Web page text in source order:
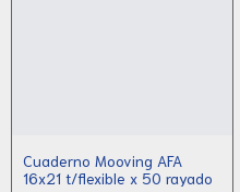
Cuaderno Mooving AFA
16x21 t/flexible x 50 rayado